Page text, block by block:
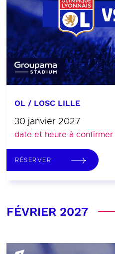
OL / LOSC LILLE
30 janvier 2027
date et heure à confirmer
RÉSERVER
FÉVRIER 2027